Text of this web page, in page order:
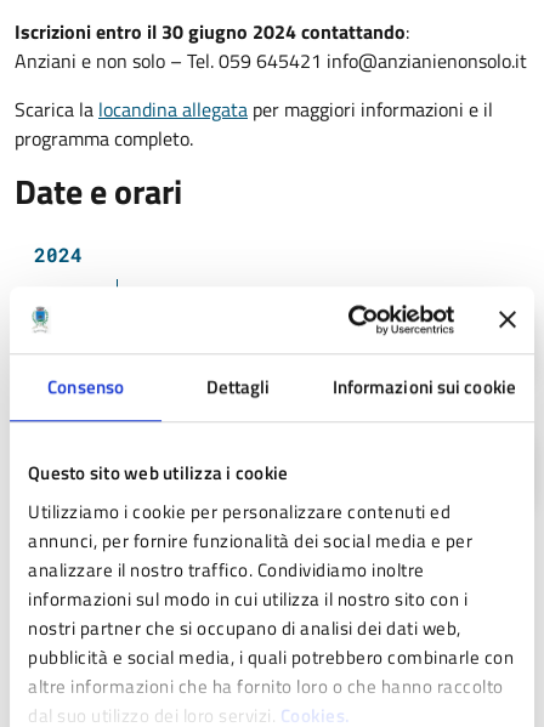
Consenso Dettagli Informazioni sui cookie
Questo sito web utilizza i cookie
Utilizziamo i cookie per personalizzare contenuti ed
annunci, per fornire funzionalità dei social media e per
analizzare il nostro traffico. Condividiamo inoltre
informazioni sul modo in cui utilizza il nostro sito con i
nostri partner che si occupano di analisi dei dati web,
pubblicità e social media, i quali potrebbero combinarle con
altre informazioni che ha fornito loro o che hanno raccolto
dal suo utilizzo dei loro servizi. Cookies.
Iscrizioni entro il 30 giugno 2024 contattando:
Anziani e non solo – Tel. 059 645421 info@anzianienonsolo.it
Scarica la locandina allegata per maggiori informazioni e il
programma completo.
Date e orari
2024
08
13 9.30 / 13 - 14.30 / 16.00
Costi
Gratuito